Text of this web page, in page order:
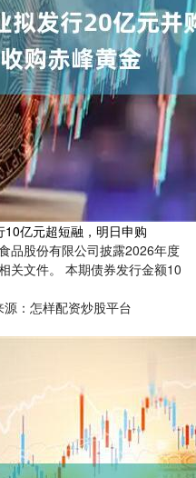
亿元超短融，明日申购
品股份有限公司披露2026年度
关文件。 本期债券发行金额10
源：怎样配资炒股平台